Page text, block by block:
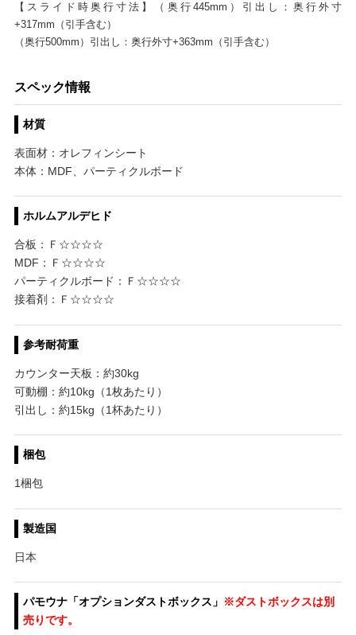
【スライド時奥行寸法】（奥行445mm）引出し：奥行外寸
+317mm（引手含む）
（奥行500mm）引出し：奥行外寸+363mm（引手含む）
スペック情報
材質
表面材：オレフィンシート
本体：MDF、パーティクルボード
ホルムアルデヒド
合板：Ｆ☆☆☆☆
MDF：Ｆ☆☆☆☆
パーティクルボード：Ｆ☆☆☆☆
接着剤：Ｆ☆☆☆☆
参考耐荷重
カウンター天板：約30kg
可動棚：約10kg（1枚あたり）
引出し：約15kg（1杯あたり）
梱包
1梱包
製造国
日本
パモウナ「オプションダストボックス」 ※ダストボックスは別
売りです。